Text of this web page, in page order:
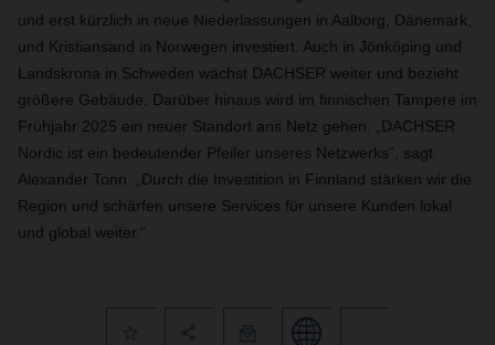
und erst kürzlich in neue Niederlassungen in Aalborg, Dänemark,
und Kristiansand in Norwegen investiert. Auch in Jönköping und
Landskrona in Schweden wächst DACHSER weiter und bezieht
größere Gebäude. Darüber hinaus wird im finnischen Tampere im
Frühjahr 2025 ein neuer Standort ans Netz gehen. „DACHSER
Nordic ist ein bedeutender Pfeiler unseres Netzwerks“, sagt
Alexander Tonn. „Durch die Investition in Finnland stärken wir die
Region und schärfen unsere Services für unsere Kunden lokal
und global weiter.“